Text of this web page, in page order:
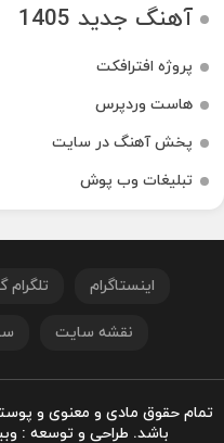
آهنگ جدید 1405
پروژه افترافکت
هاست وردپرس
پخش آهنگ در سایت
تبلیغات وب پوش
اینستاگرام تلگرام
نقشه سایت
تمام حقوق مادی و معنوی و
باشد. طراحی و توسعه :